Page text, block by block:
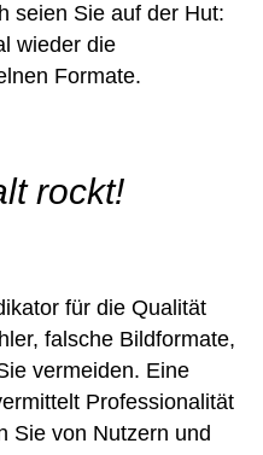
seien Sie auf der Hut:
wieder die
Formate.
rockt!
für die Qualität
falsche Bildformate,
vermeiden. Eine
Professionalität
Sie von Nutzern und